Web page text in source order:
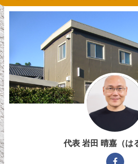
代表 岩田 晴嘉（は